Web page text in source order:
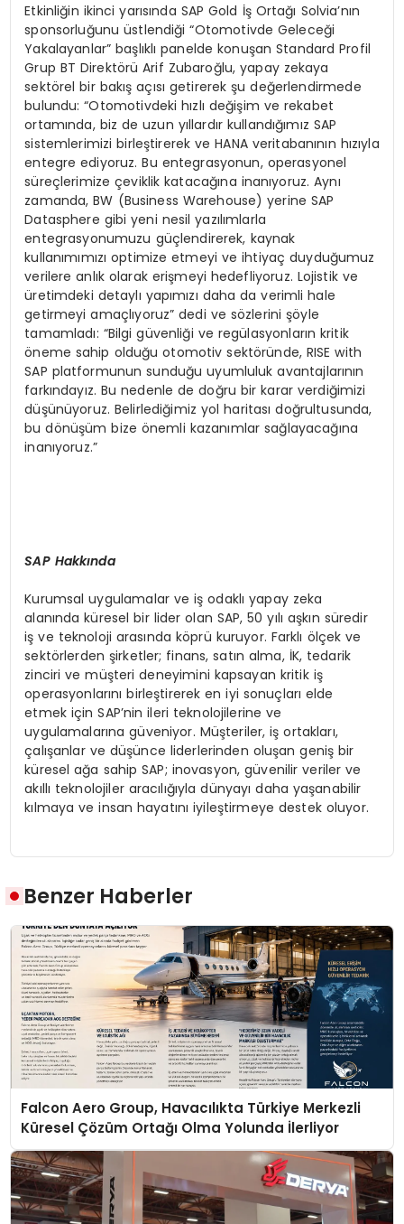
Etkinliğin ikinci yarısında SAP Gold İş Ortağı Solvia’nın
sponsorluğunu üstlendiği “Otomotivde Geleceği
Yakalayanlar” başlıklı panelde konuşan Standard Profil
Grup BT Direktörü Arif Zubaroğlu, yapay zekaya
sektörel bir bakış açısı getirerek şu değerlendirmede
bulundu: “Otomotivdeki hızlı değişim ve rekabet
ortamında, biz de uzun yıllardır kullandığımız SAP
sistemlerimizi birleştirerek ve HANA veritabanının hızıyla
entegre ediyoruz. Bu entegrasyonun, operasyonel
süreçlerimize çeviklik katacağına inanıyoruz. Aynı
zamanda, BW (Business Warehouse) yerine SAP
Datasphere gibi yeni nesil yazılımlarla
entegrasyonumuzu güçlendirerek, kaynak
kullanımımızı optimize etmeyi ve ihtiyaç duyduğumuz
verilere anlık olarak erişmeyi hedefliyoruz. Lojistik ve
üretimdeki detaylı yapımızı daha da verimli hale
getirmeyi amaçlıyoruz” dedi ve sözlerini şöyle
tamamladı: “Bilgi güvenliği ve regülasyonların kritik
öneme sahip olduğu otomotiv sektöründe, RISE with
SAP platformunun sunduğu uyumluluk avantajlarının
farkındayız. Bu nedenle de doğru bir karar verdiğimizi
düşünüyoruz. Belirlediğimiz yol haritası doğrultusunda,
bu dönüşüm bize önemli kazanımlar sağlayacağına
inanıyoruz.”
SAP Hakkında
Kurumsal uygulamalar ve iş odaklı yapay zeka
alanında küresel bir lider olan SAP, 50 yılı aşkın süredir
iş ve teknoloji arasında köprü kuruyor. Farklı ölçek ve
sektörlerden şirketler; finans, satın alma, İK, tedarik
zinciri ve müşteri deneyimini kapsayan kritik iş
operasyonlarını birleştirerek en iyi sonuçları elde
etmek için SAP’nin ileri teknolojilerine ve
uygulamalarına güveniyor. Müşteriler, iş ortakları,
çalışanlar ve düşünce liderlerinden oluşan geniş bir
küresel ağa sahip SAP; inovasyon, güvenilir veriler ve
akıllı teknolojiler aracılığıyla dünyayı daha yaşanabilir
kılmaya ve insan hayatını iyileştirmeye destek oluyor.
Benzer Haberler
Falcon Aero Group, Havacılıkta Türkiye Merkezli
Küresel Çözüm Ortağı Olma Yolunda İlerliyor